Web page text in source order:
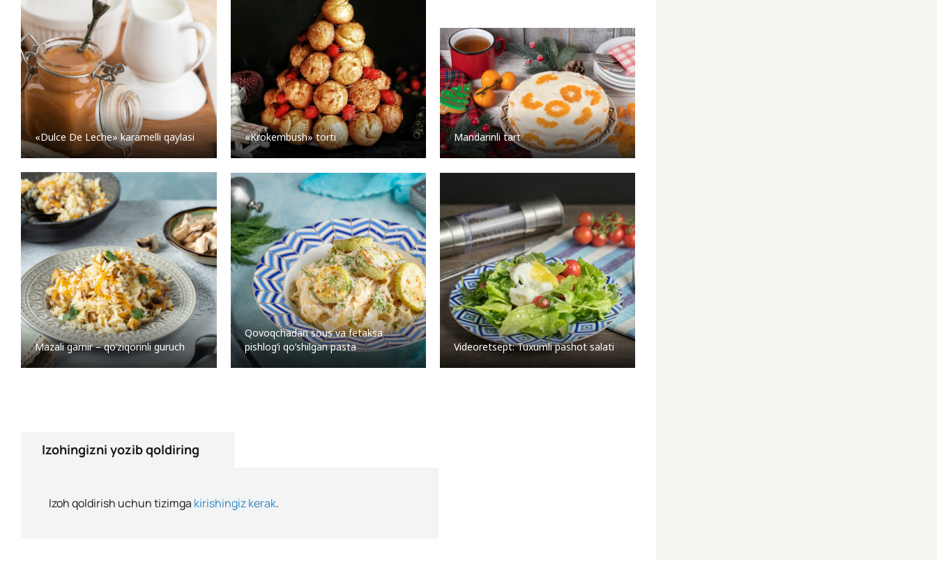
«Dulce De Leche» karamelli qaylasi «Krokembush» torti Mandarinli tart
Mazali garnir – qo’ziqorinli guruch
Qovoqchadan sous va fetaksa
pishlog’i qo’shilgan pasta
Videoretsept: Tuxumli pashot salati
Izohingizni yozib qoldiring
Izoh qoldirish uchun tizimga kirishingiz kerak.